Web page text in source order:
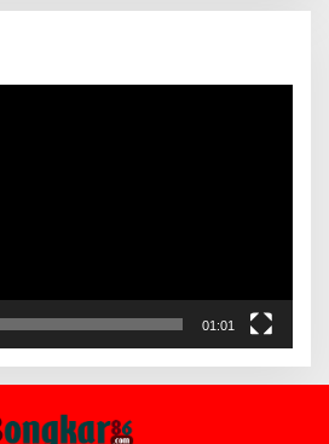
01:01